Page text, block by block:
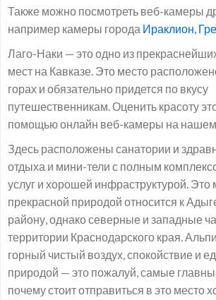
Также можно посмотреть веб-камеры
например камеры города Ираклион,
Лаго-Наки — это одно из
мест на Кавказе. Это место
горах и обязательно придется по вкусу
путешественникам. Оценить красоту
помощью онлайн веб-камеры на нашем
Здесь расположены санатории и
отдыха и мини-тели с полным
услуг и хорошей инфраструктурой. Это
прекрасной природой относится к
району, однако северные и западные
территории Краснодарского края.
горный чистый воздух, спокойствие и
природой — это пожалуй, самые
почему стоит отправиться в это место